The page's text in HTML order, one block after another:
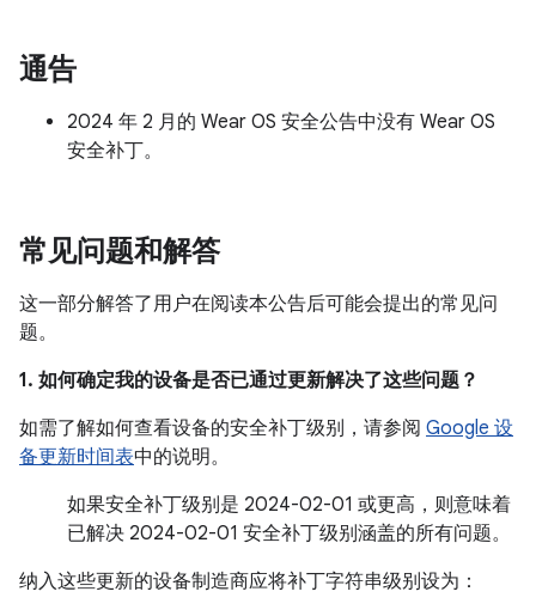
通告
2024 年 2 月的 Wear OS 安全公告中没有 Wear OS
安全补丁。
常见问题和解答
这一部分解答了用户在阅读本公告后可能会提出的常见问
题。
1. 如何确定我的设备是否已通过更新解决了这些问题？
如需了解如何查看设备的安全补丁级别，请参阅 Google 设
备更新时间表中的说明。
如果安全补丁级别是 2024-02-01 或更高，则意味着
已解决 2024-02-01 安全补丁级别涵盖的所有问题。
纳入这些更新的设备制造商应将补丁字符串级别设为：